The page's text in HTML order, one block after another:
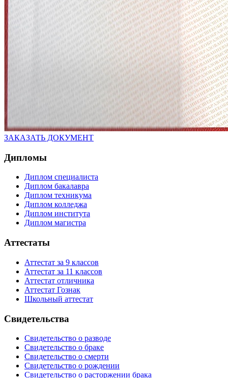
ЗАКАЗАТЬ ДОКУМЕНТ
Дипломы
Диплом специалиста
Диплом бакалавра
Диплом техникума
Диплом колледжа
Диплом института
Диплом магистра
Аттестаты
Аттестат за 9 классов
Аттестат за 11 классов
Аттестат отличника
Аттестат Гознак
Школьный аттестат
Свидетельства
Свидетельство о разводе
Свидетельство о браке
Свидетельство о смерти
Свидетельство о рождении
Свидетельство о расторжении брака